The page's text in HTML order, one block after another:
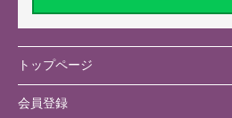
トップページ
会員登録